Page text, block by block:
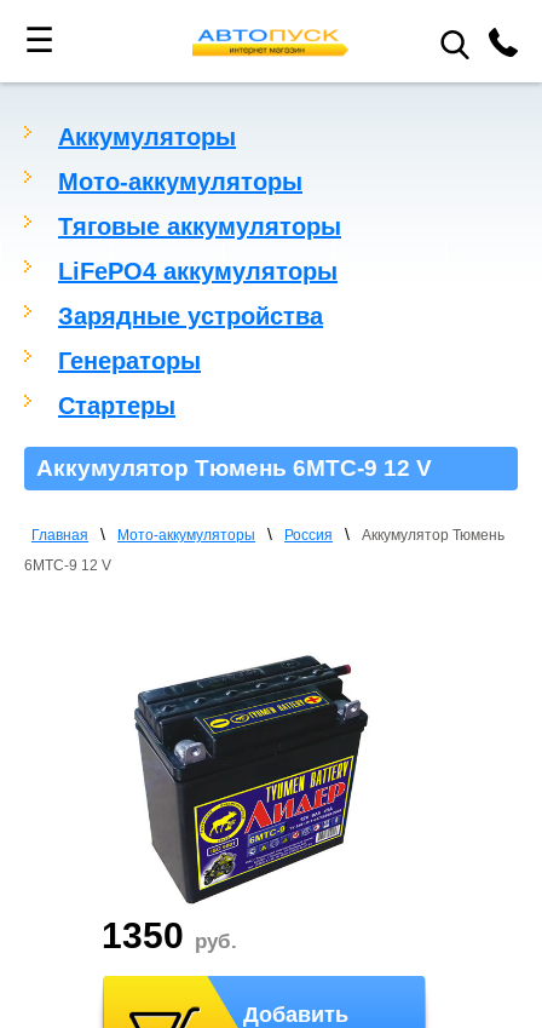
☰
Аккумуляторы
Мото-аккумуляторы
Тяговые аккумуляторы
LiFePO4 аккумуляторы
Зарядные устройства
Генераторы
Стартеры
Аккумулятор Тюмень 6МТС-9 12 V
Главная \ Мото-аккумуляторы \ Россия \
Аккумулятор Тюмень
6МТС-9 12 V
1350 руб.
Добавить